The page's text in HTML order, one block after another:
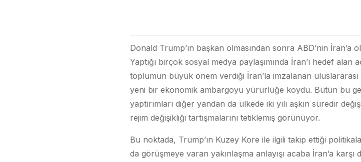
Donald Trump’ın başkan olmasından sonra ABD’nin İran’a
Yaptığı birçok sosyal medya paylaşımında İran’ı hedef
toplumun büyük önem verdiği İran’la imzalanan
yeni bir ekonomik ambargoyu yürürlüğe koydu. Bütün bu
yaptırımları diğer yandan da ülkede iki yılı aşkın süredir
rejim değişikliği tartışmalarını tetiklemiş görünüyor.
Bu noktada, Trump’ın Kuzey Kore ile ilgili takip ettiği
da görüşmeye varan yakınlaşma anlayışı acaba İran’a